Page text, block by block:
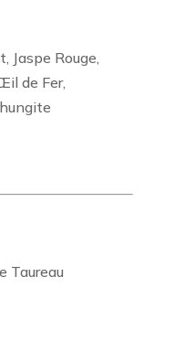
Jaspe Rouge,
de Fer,
Taureau